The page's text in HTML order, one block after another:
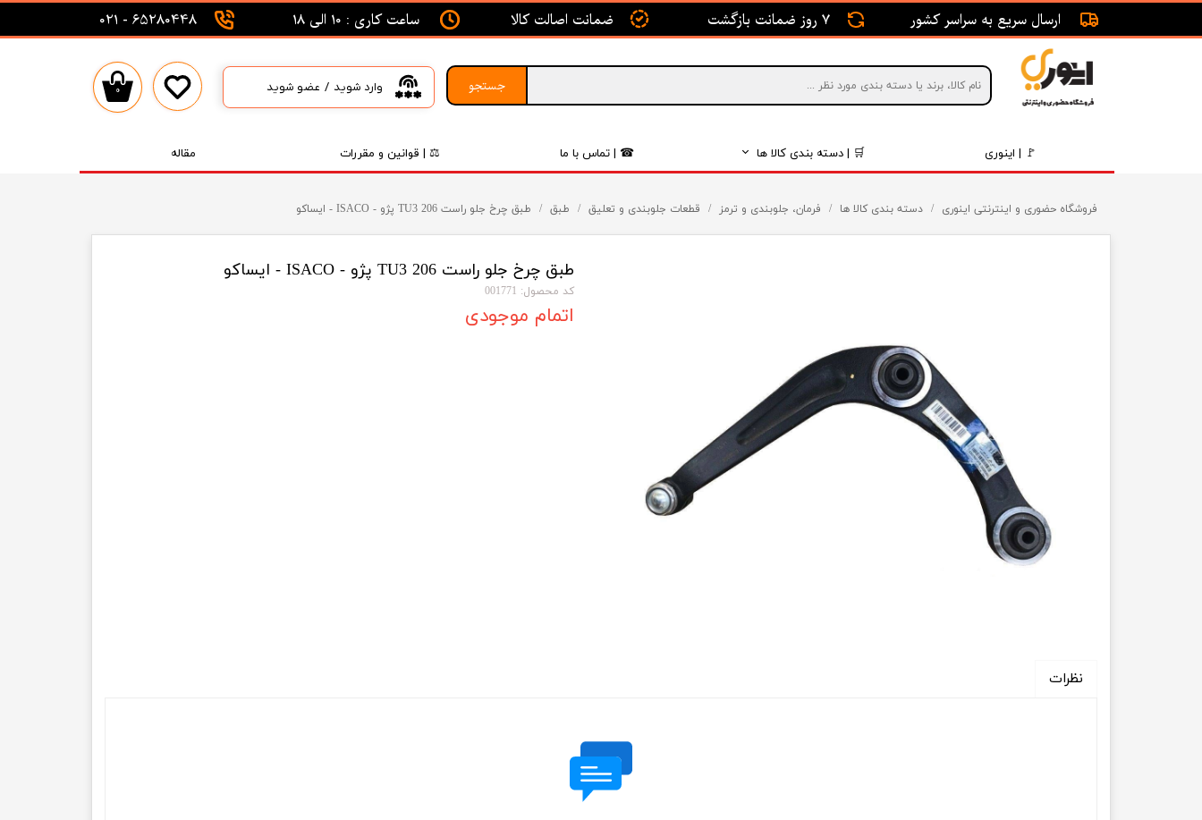
جستجو
🚩 | اینوری 🛒 | دسته بندی کالا ها
موتور و اگزوز
روغن و فیلتر
قطعات داخلی
انتقال قدرت
فرمان، جلوبندی و ترمز
☎ | تماس با ما ⚖ | قوانین و مقررات مقاله
ارسال سریع به سراسر کشور 7 روز ضمانت بازگشت ضمانت اصالت کالا ساعت کاری : 10 الی 18 65280448 - 021
۰ وارد شوید / عضو شوید
حساب کاربری من
تغییر گذر واژه
فروشگاه حضوری و اینترنتی اینوری دسته بندی کالا ها فرمان، جلوبندی و ترمز قطعات جلوبندی و تعلیق طبق طبق چرخ جلو راست 206 TU3 پژو - ISACO - ایساکو
طبق چرخ جلو راست 206 TU3 پژو - ISACO - ایساکو
کد محصول: 001771
اتمام موجودی
نظرات